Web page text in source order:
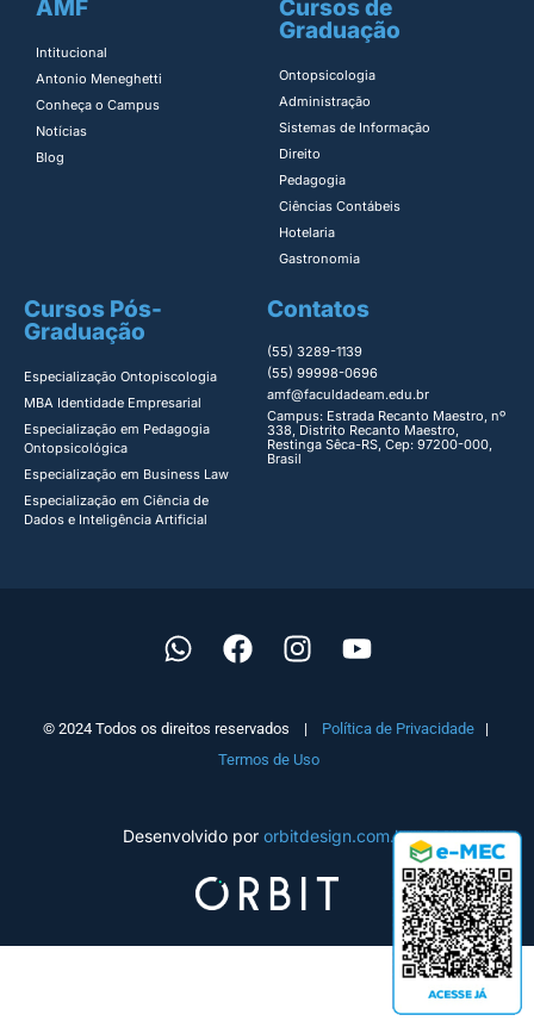
AMF
Intitucional
Antonio Meneghetti
Conheça o Campus
Notícias
Blog
Cursos de
Graduação
Ontopsicologia ​
Administração​
Sistemas de Informação​
Direito​
Pedagogia
Ciências Contábeis
Hotelaria
Gastronomia
Cursos Pós-
Graduação
Especialização Ontopiscologia ​
MBA Identidade Empresarial​
Especialização em Pedagogia
Ontopsicológica​
Especialização em Business Law
Especialização em Ciência de
Dados e Inteligência Artificial
Contatos
(55) 3289-1139
(55) 99998-0696
amf@faculdadeam.edu.br
Campus: Estrada Recanto Maestro, nº
338, Distrito Recanto Maestro,
Restinga Sêca-RS, Cep: 97200-000,
Brasil
© 2024 Todos os direitos reservados | Política de Privacidade|
Termos de Uso
Desenvolvido por orbitdesign.com.br